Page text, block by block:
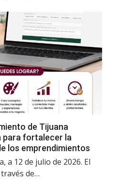
de Tijuana
fortalecer la
los emprendimientos
a 12 de julio de 2026. El
de…